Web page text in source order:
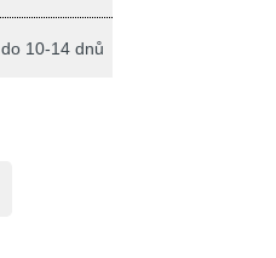
do 10-14 dnů